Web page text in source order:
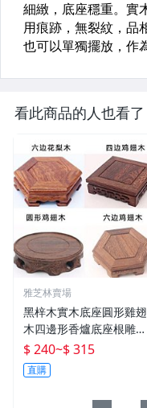
看此商品的人也看了
雅芝林賣場
黑梓木實木底座圓形雞翅
木四邊形香爐底座根雕六
邊形紅木底座logo
$ 240~$ 315
直購